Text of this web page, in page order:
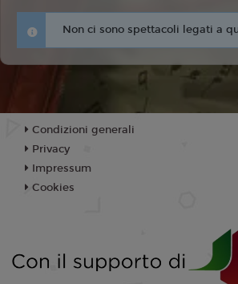
Non ci sono spettacoli legati a
Condizioni generali
Privacy
Impressum
Cookies